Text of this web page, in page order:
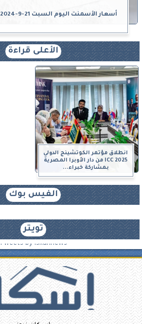
أسعار الأسمنت اليوم السبت 21-9-2024 في محافظة المنيا
الأعلى قراءة
انطلاق مؤتمر الكوتشينج الدولي
ICC 2025 من دار الأوبرا المصرية
بمشاركة خبراء...
الفيس بوك
تويتر
Tweets by iskannews